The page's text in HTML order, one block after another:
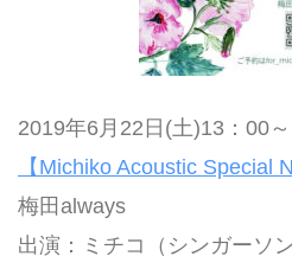
2019年6月22日(土)13：00～
【Michiko Acoustic Special
梅田always
出演：ミチコ（シンガーソ